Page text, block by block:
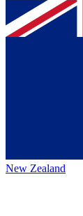
New Zealand